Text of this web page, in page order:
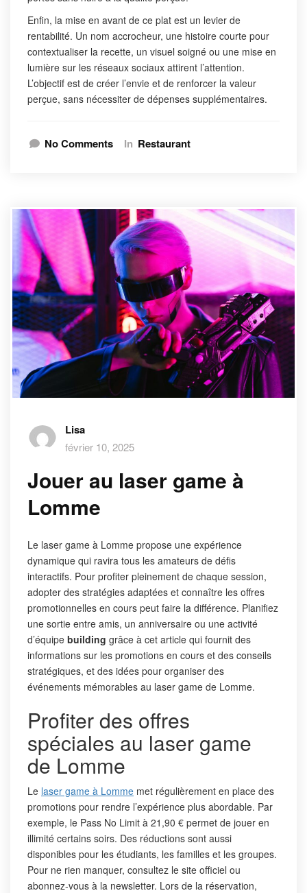
Enfin, la mise en avant de ce plat est un levier de
rentabilité. Un nom accrocheur, une histoire courte pour
contextualiser la recette, un visuel soigné ou une mise en
lumière sur les réseaux sociaux attirent l’attention.
L’objectif est de créer l’envie et de renforcer la valeur
perçue, sans nécessiter de dépenses supplémentaires.
No Comments In Restaurant
Lisa
février 10, 2025
Jouer au laser game à
Lomme
Le laser game à Lomme propose une expérience
dynamique qui ravira tous les amateurs de défis
interactifs. Pour profiter pleinement de chaque session,
adopter des stratégies adaptées et connaître les offres
promotionnelles en cours peut faire la différence. Planifiez
une sortie entre amis, un anniversaire ou une activité
d’équipe building grâce à cet article qui fournit des
informations sur les promotions en cours et des conseils
stratégiques, et des idées pour organiser des
événements mémorables au laser game de Lomme.
Profiter des offres
spéciales au laser game
de Lomme
Le laser game à Lomme met régulièrement en place des
promotions pour rendre l’expérience plus abordable. Par
exemple, le Pass No Limit à 21,90 € permet de jouer en
illimité certains soirs. Des réductions sont aussi
disponibles pour les étudiants, les familles et les groupes.
Pour ne rien manquer, consultez le site officiel ou
abonnez-vous à la newsletter. Lors de la réservation,